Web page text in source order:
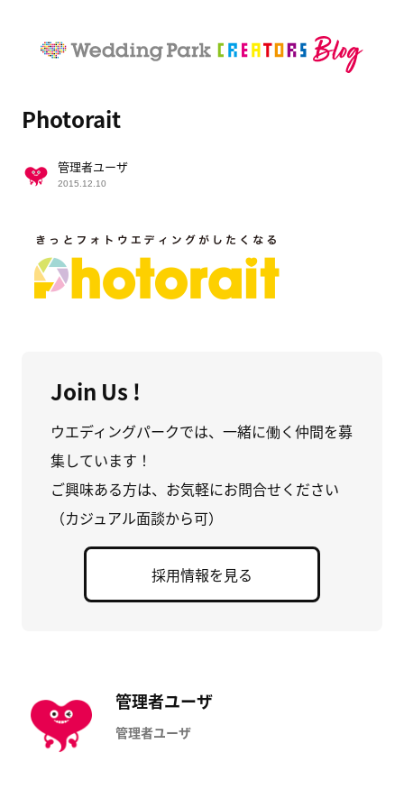
Photorait
管理者ユーザ
2015.12.10
Join Us !
ウエディングパークでは、一緒に働く仲間を募
集しています！
ご興味ある方は、お気軽にお問合せください
（カジュアル面談から可）
採用情報を見る
管理者ユーザ
管理者ユーザ